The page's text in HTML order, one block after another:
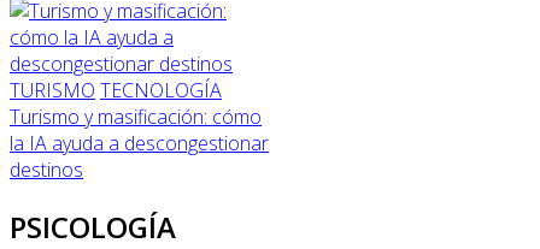
TURISMO TECNOLOGÍA
Turismo y masificación: cómo
la IA ayuda a descongestionar
destinos
PSICOLOGÍA